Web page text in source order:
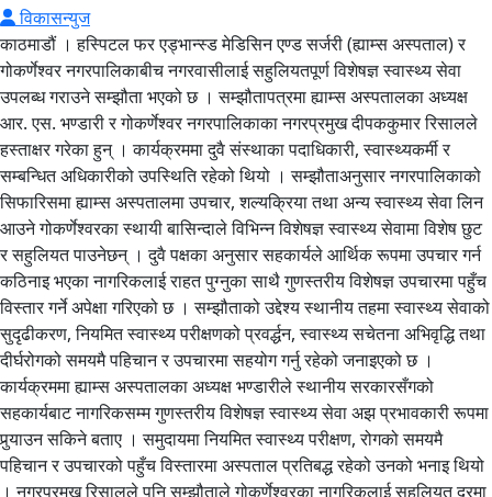
विकासन्युज
काठमाडौं । हस्पिटल फर एड्भान्स्ड मेडिसिन एण्ड सर्जरी (ह्याम्स अस्पताल) र
गोकर्णेश्वर नगरपालिकाबीच नगरवासीलाई सहुलियतपूर्ण विशेषज्ञ स्वास्थ्य सेवा
उपलब्ध गराउने सम्झौता भएको छ । सम्झौतापत्रमा ह्याम्स अस्पतालका अध्यक्ष
आर. एस. भण्डारी र गोकर्णेश्वर नगरपालिकाका नगरप्रमुख दीपककुमार रिसालले
हस्ताक्षर गरेका हुन् । कार्यक्रममा दुवै संस्थाका पदाधिकारी, स्वास्थ्यकर्मी र
सम्बन्धित अधिकारीको उपस्थिति रहेको थियो । सम्झौताअनुसार नगरपालिकाको
सिफारिसमा ह्याम्स अस्पतालमा उपचार, शल्यक्रिया तथा अन्य स्वास्थ्य सेवा लिन
आउने गोकर्णेश्वरका स्थायी बासिन्दाले विभिन्न विशेषज्ञ स्वास्थ्य सेवामा विशेष छुट
र सहुलियत पाउनेछन् । दुवै पक्षका अनुसार सहकार्यले आर्थिक रूपमा उपचार गर्न
कठिनाइ भएका नागरिकलाई राहत पुग्नुका साथै गुणस्तरीय विशेषज्ञ उपचारमा पहुँच
विस्तार गर्ने अपेक्षा गरिएको छ । सम्झौताको उद्देश्य स्थानीय तहमा स्वास्थ्य सेवाको
सुदृढीकरण, नियमित स्वास्थ्य परीक्षणको प्रवर्द्धन, स्वास्थ्य सचेतना अभिवृद्धि तथा
दीर्घरोगको समयमै पहिचान र उपचारमा सहयोग गर्नु रहेको जनाइएको छ ।
कार्यक्रममा ह्याम्स अस्पतालका अध्यक्ष भण्डारीले स्थानीय सरकारसँगको
सहकार्यबाट नागरिकसम्म गुणस्तरीय विशेषज्ञ स्वास्थ्य सेवा अझ प्रभावकारी रूपमा
पुर्‍याउन सकिने बताए । समुदायमा नियमित स्वास्थ्य परीक्षण, रोगको समयमै
पहिचान र उपचारको पहुँच विस्तारमा अस्पताल प्रतिबद्ध रहेको उनको भनाइ थियो
। नगरप्रमुख रिसालले पनि सम्झौताले गोकर्णेश्वरका नागरिकलाई सहुलियत दरमा